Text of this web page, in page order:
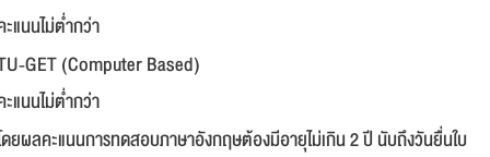
แนนไม่ต่ำกว่า
GET (Computer Based)
แนนไม่ต่ำกว่า
ดยผลคะแนนการทดสอบภาษาอังกฤษต้องมีอายุไม่เกิน 2 ปี นับถึงวันยื่นใบ